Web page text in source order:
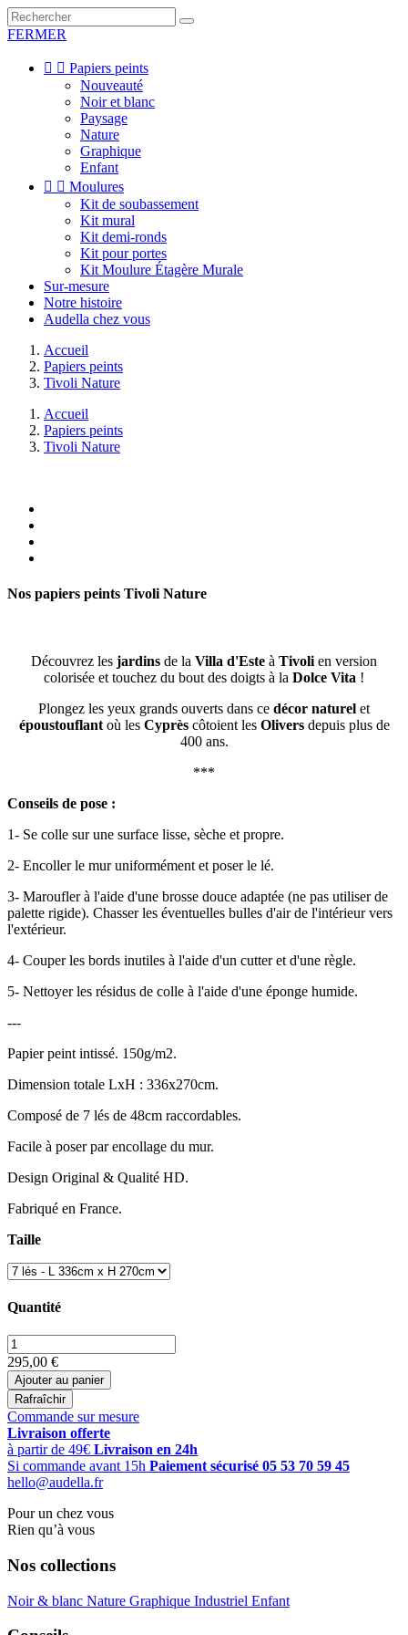
FERMER
  Papiers peints
Nouveauté
Noir et blanc
Paysage
Nature
Graphique
Enfant
  Moulures
Kit de soubassement
Kit mural
Kit demi-ronds
Kit pour portes
Kit Moulure Étagère Murale
Sur-mesure
Notre histoire
Audella chez vous
Accueil
Papiers peints
Tivoli Nature
Accueil
Papiers peints
Tivoli Nature
Nos papiers peints Tivoli Nature
Découvrez les jardins de la Villa d'Este à Tivoli en version
colorisée et touchez du bout des doigts à la Dolce Vita !
Plongez les yeux grands ouverts dans ce décor naturel et
époustouflantoù les Cyprèscôtoient les Oliversdepuis plus de
400 ans.
***
Conseils de pose :
1- Se colle sur une surface lisse, sèche et propre.
2- Encoller le mur uniformément et poser le lé.
3- Maroufler à l'aide d'une brosse douce adaptée (ne pas utiliser de
palette rigide). Chasser les éventuelles bulles d'air de l'intérieur vers
l'extérieur.
4- Couper les bords inutiles à l'aide d'un cutter et d'une règle.
5- Nettoyer les résidus de colle à l'aide d'une éponge humide.
---
Papier peint intissé. 150g/m2.
Dimension totale LxH : 336x270cm.
Composé de 7 lés de 48cm raccordables.
Facile à poser par encollage du mur.
Design Original & Qualité HD.
Fabriqué en France.
Taille
Quantité
295,00 €
Ajouter au panier
Commande sur mesure
Livraison offerte
à partir de 49€ Livraison en 24h
Si commande avant 15h Paiement sécurisé 05 53 70 59 45
hello@audella.fr
Pour un chez vous
Rien qu’à vous
Nos collections
Noir & blanc Nature Graphique Industriel Enfant